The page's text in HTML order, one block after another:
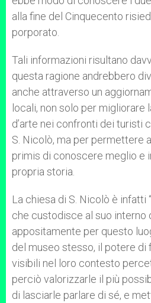
alla fine del Cinquecento
porporato.
Tali informazioni risultano
questa ragione andrebbero
anche attraverso un
locali, non solo per
d’arte nei confronti dei turisti
S. Nicolò, ma per permettere
primis di conoscere meglio e
propria storia.
La chiesa di S. Nicolò è infatti
che custodisce al suo interno
appositamente per questo
del museo stesso, il potere di
visibili nel loro contesto
perciò valorizzarle il più
di lasciarle parlare di sé, e